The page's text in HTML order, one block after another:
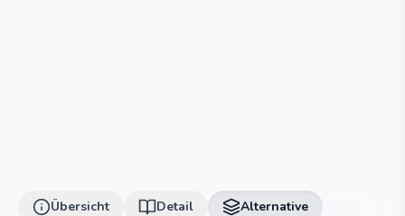
Übersicht Detail Alternative